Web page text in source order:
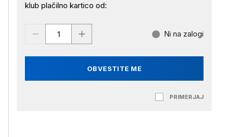
klub plačilno kartico od:
OBVESTITE ME
Ni na zalogi
PRIMERJAJ